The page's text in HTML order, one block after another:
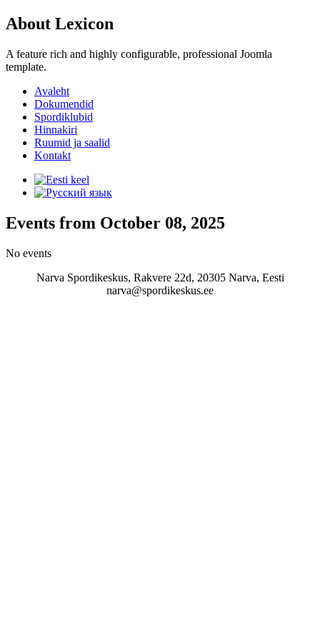
About Lexicon
A feature rich and highly configurable, professional Joomla
template.
Avaleht
Dokumendid
Spordiklubid
Hinnakiri
Ruumid ja saalid
Kontakt
Events from October 08, 2025
No events
Narva Spordikeskus, Rakvere 22d, 20305 Narva, Eesti
narva@spordikeskus.ee